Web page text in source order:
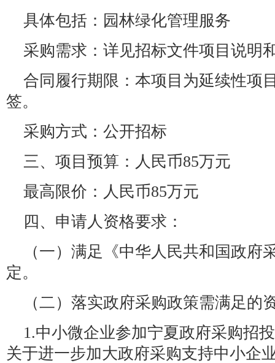
具体包括：园林绿化管理服务
采购需求：详见招标文件项目说明
合同履行期限：本项目为延续性项
签。
采购方式：公开招标
三、项目预算：人民币85万元
最高限价：人民币85万元
四、申请人资格要求：
（一）满足《中华人民共和国政府
定。
（二）落实政府采购政策需满足的
1.中小微企业参加宁夏政府采购招
关于进一步加大政府采购支持中小企